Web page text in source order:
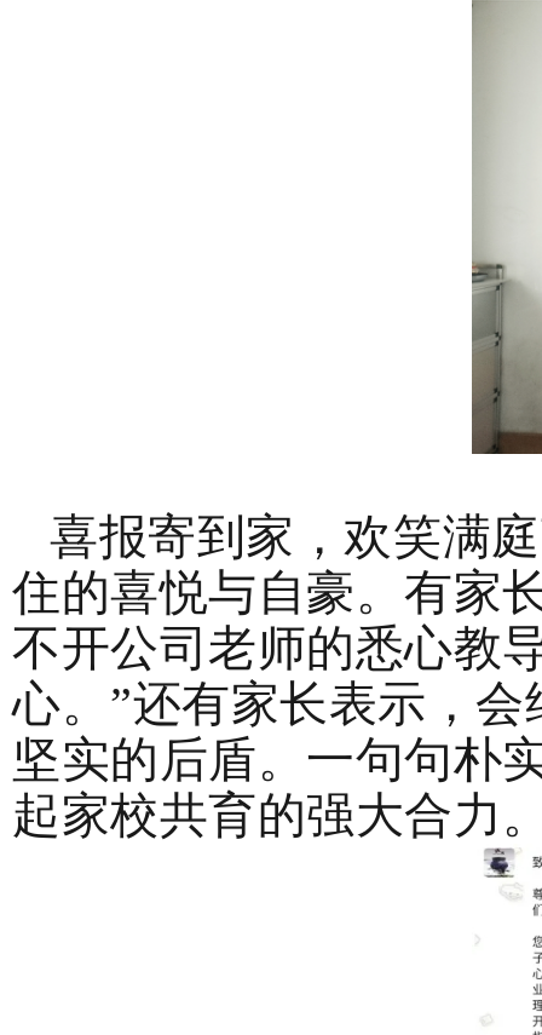
喜报寄到家，欢笑满
住的喜悦与自豪。有家
不开公司老师的悉心教
心。”还有家长表示，
坚实的后盾。一句句朴
起家校共育的强大合力